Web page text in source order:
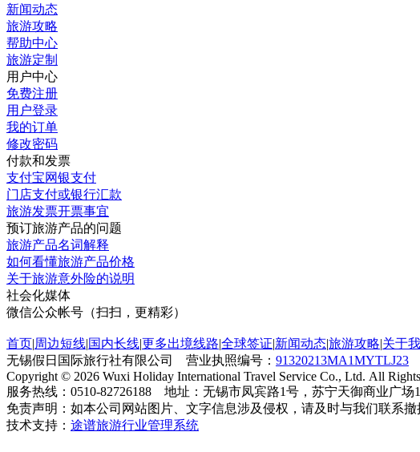
新闻动态
旅游攻略
帮助中心
旅游定制
用户中心
免费注册
用户登录
我的订单
修改密码
付款和发票
支付宝网银支付
门店支付或银行汇款
旅游发票开票事宜
预订旅游产品的问题
旅游产品名词解释
如何看懂旅游产品价格
关于旅游意外险的说明
社会化媒体
微信公众帐号（扫扫，更精彩）
首页|周边短线|国内长线|更多出境线路|全球签证|新闻动态|旅游攻略|关于
无锡假日国际旅行社有限公司 营业执照编号： 91320213MA1MYTLJ23
Copyright © 2026 Wuxi Holiday International Travel Service Co., Ltd. All Rights
服务热线：0510-82726188 地址：无锡市凤宾路1号，苏宁天御商业广场
免责声明：如本公司网站图片、文字信息涉及侵权，请及时与我们联系撤
技术支持： 途谱旅游行业管理系统